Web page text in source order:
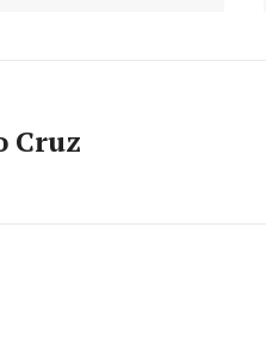
Cruz